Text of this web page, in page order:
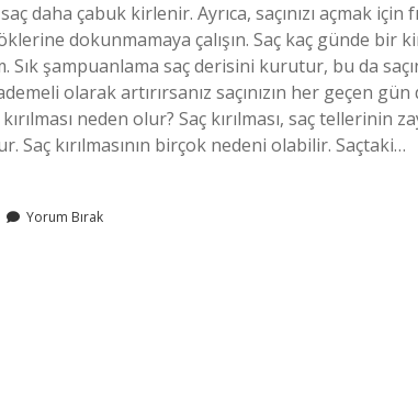
daha çabuk kirlenir. Ayrıca, saçınızı açmak
dokunmamaya çalışın. Saç kaç günde bir
Sık şampuanlama saç derisini kurutur, bu da
olarak artırırsanız saçınızın her geçen
neden olur? Saç kırılması, saç tellerinin
Saç kırılmasının birçok nedeni olabilir. Saçtaki…
Yorum Bırak